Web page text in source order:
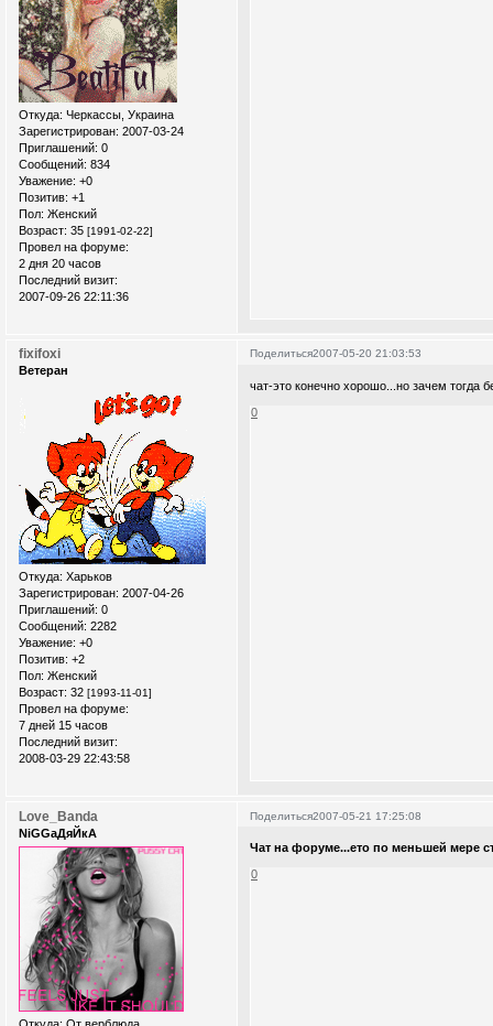
Откуда: Черкассы, Украина
Зарегистрирован: 2007-03-24
Приглашений: 0
Сообщений: 834
Уважение: +0
Позитив: +1
Пол: Женский
Возраст: 35 [1991-02-22]
Провел на форуме:
2 дня 20 часов
Последний визит:
2007-09-26 22:11:36
Поделиться2007-05-20 21:03:53
fixifoxi
Ветеран
Откуда: Xарьков
Зарегистрирован: 2007-04-26
Приглашений: 0
Сообщений: 2282
Уважение: +0
Позитив: +2
Пол: Женский
Возраст: 32 [1993-11-01]
Провел на форуме:
7 дней 15 часов
Последний визит:
2008-03-29 22:43:58
чат-это конечно хорошо...но зачем тогда
0
Поделиться2007-05-21 17:25:08
Love_Banda
NiGGaДяЙкА
Чат на форуме...ето по меньшей мере
0